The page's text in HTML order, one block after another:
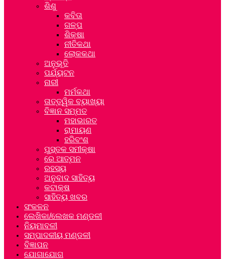
ଶିଶୁ
କବିତା
ଗଳ୍ପ
ଶିକ୍ଷା
ନୀତିକଥା
ଲୋକକଥା
ଅନୁଭୂତି
ପର୍ଯ୍ୟଟନ
ନାରୀ
ମର୍ମକଥା
ତାତ୍ତ୍ୱିକ ବ୍ୟାଖ୍ୟା
ବିଜ୍ଞାନ ସମ୍ମତ
ମହାଭାରତ
ରାମାୟଣ
ହରିବଂଶ
ପୁସ୍ତକ ସମୀକ୍ଷା
ରେ ଆତ୍ମନ
ରହସ୍ୟ
ଅନୁବାଦ ସାହିତ୍ୟ
କଟାକ୍ଷ
ସାହିତ୍ୟ ଖବର
ସଂକଳନ
ଲେଖିକା/ଲେଖକ ମଣ୍ଡଳୀ
ନିୟମାବଳୀ
ସମ୍ପାଦକୀୟ ମଣ୍ଡଳୀ
ବିଜ୍ଞାପନ
ଯୋଗାଯୋଗ